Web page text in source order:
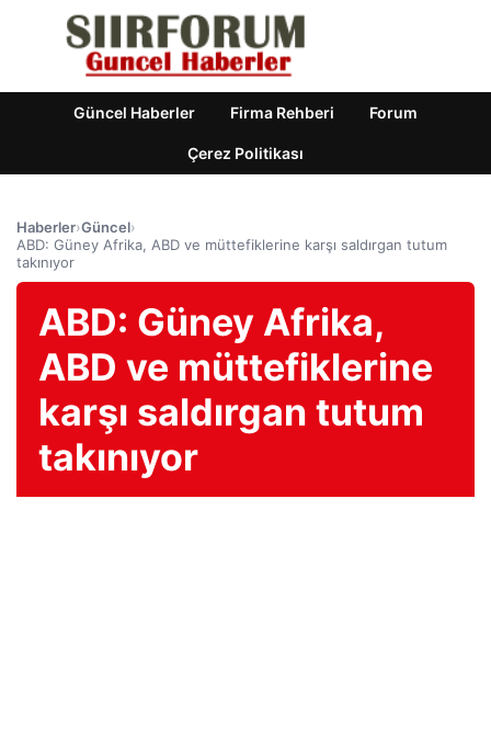
Güncel Haberler Firma Rehberi Forum
Çerez Politikası
Haberler›Güncel›
ABD: Güney Afrika, ABD ve müttefiklerine karşı saldırgan tutum
takınıyor
ABD: Güney Afrika,
ABD ve müttefiklerine
karşı saldırgan tutum
takınıyor